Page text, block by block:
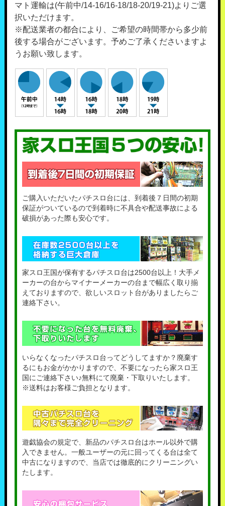
マト運輸は(午前中/14-16/16-18/18-20/19-21)よりご選
択いただけます。
※配送業者の都合により、ご希望の時間帯から多少前
後する場合がございます。予めご了承くださいますよ
うお願い致します。
ご購入いただいたパチスロ台には、到着後７日間の初期
保証がついているので到着時に不具合や配送事故による
破損があった際も安心です。
家スロ王国が保有するパチスロ台は2500台以上！大手メ
ーカーの台からマイナーメーカーの台まで幅広く取り揃
えておりますので、欲しいスロット台がありましたらご
連絡下さい。
いらなくなったパチスロ台ってどうしてますか？廃棄す
るにもお金がかかりますので、不要になったら家スロ王
国にご連絡下さい♪無料にて廃棄・下取りいたします。
※送料はお客様ご負担となります。
遊戯協会の規定で、新品のパチスロ台はホール以外で購
入できません。一般ユーザーの元に回ってくる台は全て
中古になりますので、当店では徹底的にクリーニングい
たします。